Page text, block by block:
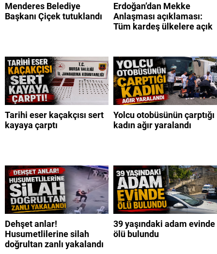
Menderes Belediye
Başkanı Çiçek tutuklandı
Erdoğan’dan Mekke
Anlaşması açıklaması:
Tüm kardeş ülkelere açık
Tarihi eser kaçakçısı sert
kayaya çarptı
Yolcu otobüsünün çarptığı
kadın ağır yaralandı
Dehşet anlar!
Husumetlilerine silah
doğrultan zanlı yakalandı
39 yaşındaki adam evinde
ölü bulundu